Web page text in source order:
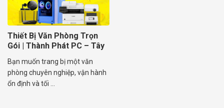
Thiết Bị Văn Phòng Trọn
Gói | Thành Phát PC – Tây
Hải Phòng
Bạn muốn trang bị một văn
phòng chuyên nghiệp, vận hành
ổn định và tối ...